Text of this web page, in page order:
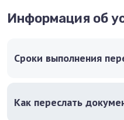
Информация об
Сроки выполнения
Как переслать